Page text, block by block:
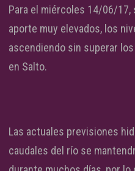
Para el miércoles 14/06/17,
aporte muy elevados, los
ascendiendo sin superar
en Salto.
Las actuales previsiones
caudales del río se